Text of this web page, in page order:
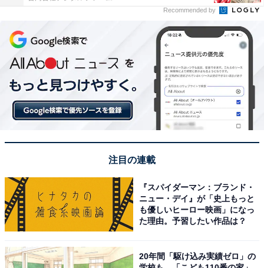
「佐久山温泉 きみのゆ」は加水・加温なしの天然
かけ流し温泉が魅力
Recommended by
注目の連載
『スパイダーマン：ブランド・
ニュー・デイ』が「史上もっと
も優しいヒーロー映画」になっ
た理由。予習したい作品は？
20年間「駆け込み実績ゼロ」の